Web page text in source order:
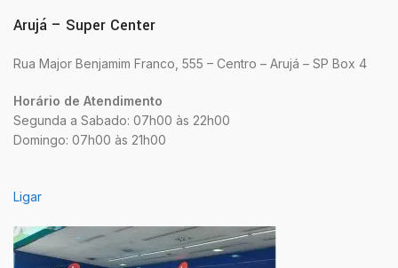
Arujá – Super Center
Rua Major Benjamim Franco, 555 – Centro – Arujá – SP Box 4
Horário de Atendimento
Segunda a Sabado: 07h00 às 22h00
Domingo: 07h00 às 21h00
Ligar